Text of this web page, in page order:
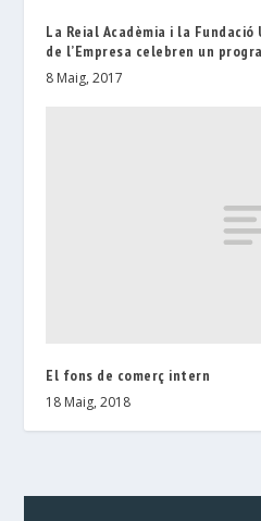
La Reial Acadèmia i la
de l’Empresa celebren un
8 Maig, 2017
El fons de comerç intern
18 Maig, 2018